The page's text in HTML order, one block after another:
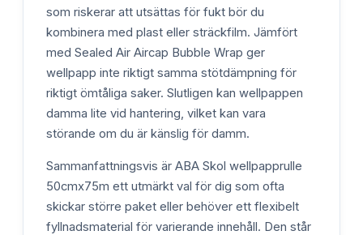
som riskerar att utsättas för fukt bör du
kombinera med plast eller sträckfilm. Jämfört
med Sealed Air Aircap Bubble Wrap ger
wellpapp inte riktigt samma stötdämpning för
riktigt ömtåliga saker. Slutligen kan wellpappen
damma lite vid hantering, vilket kan vara
störande om du är känslig för damm.
Sammanfattningsvis är ABA Skol wellpapprulle
50cmx75m ett utmärkt val för dig som ofta
skickar större paket eller behöver ett flexibelt
fyllnadsmaterial för varierande innehåll. Den står